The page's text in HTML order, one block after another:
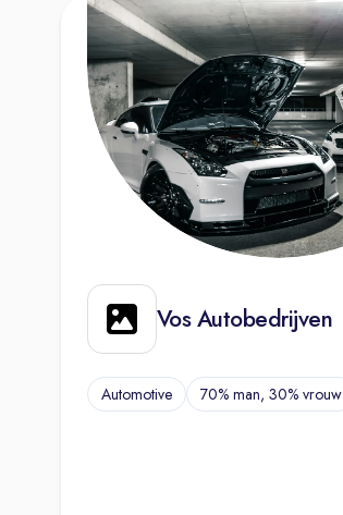
Vos Autobedrijven
Automotive 70% man, 30% vrouw